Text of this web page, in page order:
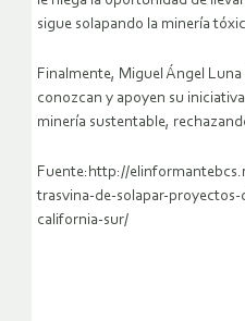
sigue solapando la minería
Finalmente, Miguel Ángel
conozcan y apoyen su
minería sustentable,
Fuente:http://
trasvina-de-solapar-
california-sur/